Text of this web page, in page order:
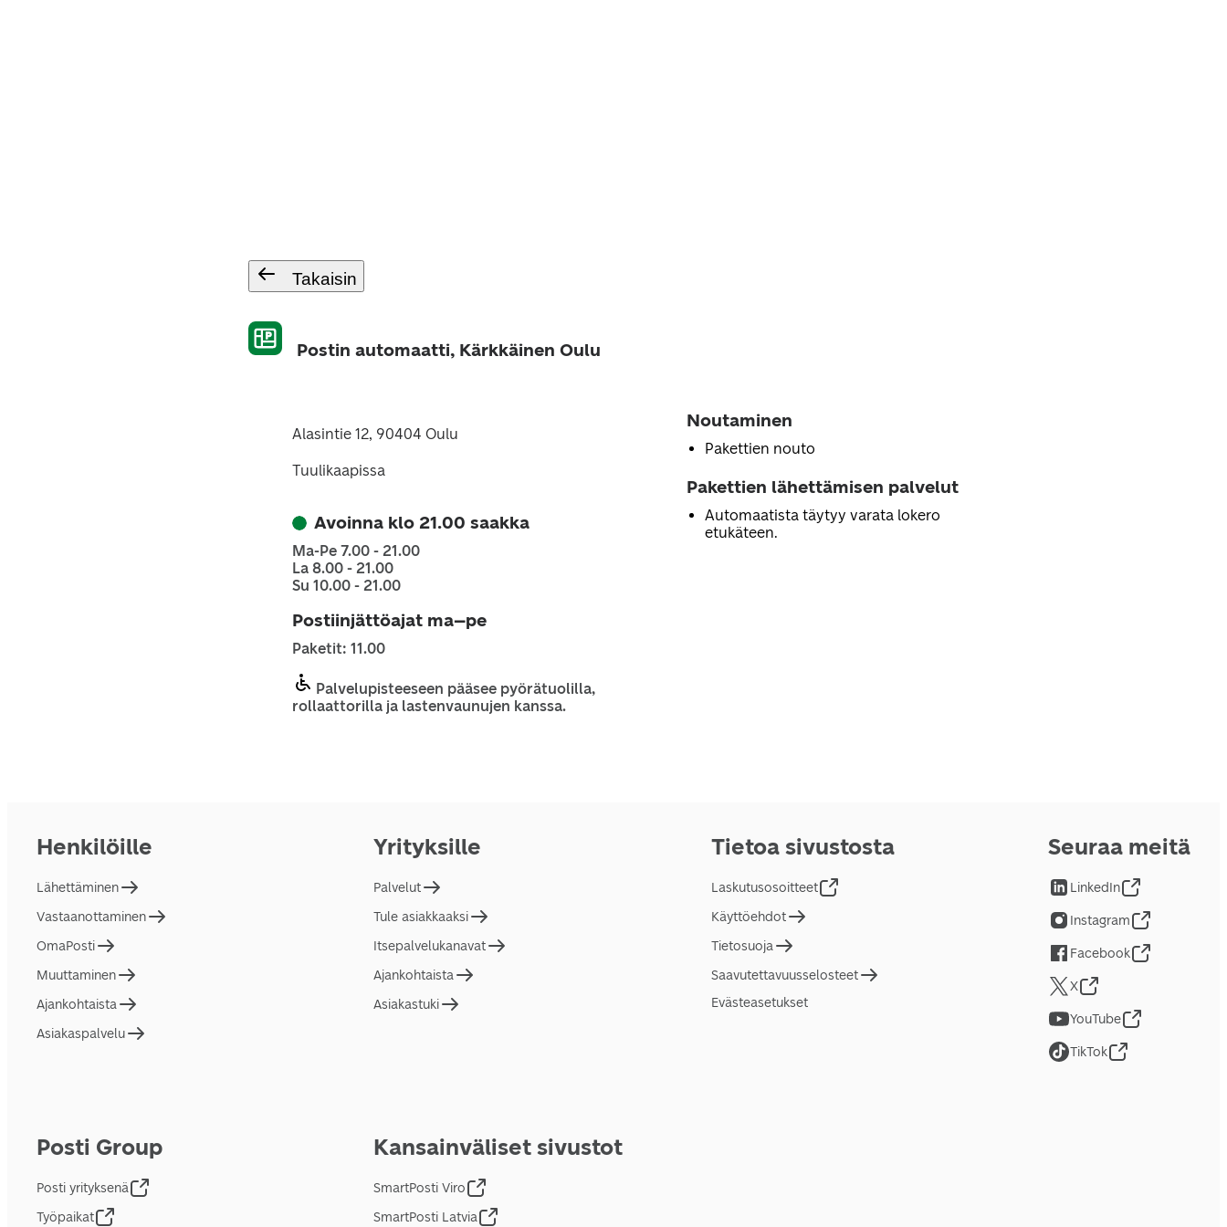
Takaisin
Postin automaatti, Kärkkäinen Oulu
Alasintie 12, 90404 Oulu
Tuulikaapissa
Avoinna klo 21.00 saakka
Ma-Pe 7.00 - 21.00
La 8.00 - 21.00
Su 10.00 - 21.00
Postiinjättöajat ma–pe
Paketit: 11.00
Palvelupisteeseen pääsee pyörätuolilla,
rollaattorilla ja lastenvaunujen kanssa.
Noutaminen
Pakettien nouto
Pakettien lähettämisen palvelut
Automaatista täytyy varata lokero
etukäteen.
Henkilöille
Lähettäminen
Vastaanottaminen
OmaPosti
Muuttaminen
Ajankohtaista
Asiakaspalvelu
Yrityksille
Palvelut
Tule asiakkaaksi
Itsepalvelukanavat
Ajankohtaista
Asiakastuki
Tietoa sivustosta
Laskutusosoitteet
Käyttöehdot
Tietosuoja
Saavutettavuusselosteet
Evästeasetukset
Posti Group
Posti yrityksenä
Työpaikat
Kansainväliset sivustot
SmartPosti Viro
SmartPosti Latvia
Seuraa meitä
LinkedIn
Instagram
Facebook
X
YouTube
TikTok